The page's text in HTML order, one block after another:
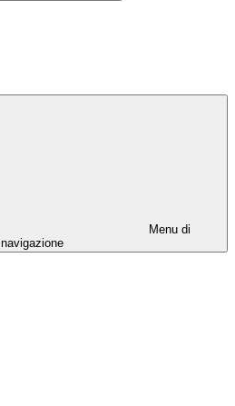
Menu di
navigazione